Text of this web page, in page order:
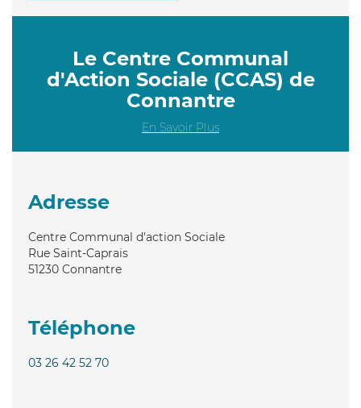
Le Centre Communal
d'Action Sociale (CCAS) de
Connantre
En Savoir Plus
Adresse
Centre Communal d'action Sociale
Rue Saint-Caprais
51230 Connantre
Téléphone
03 26 42 52 70